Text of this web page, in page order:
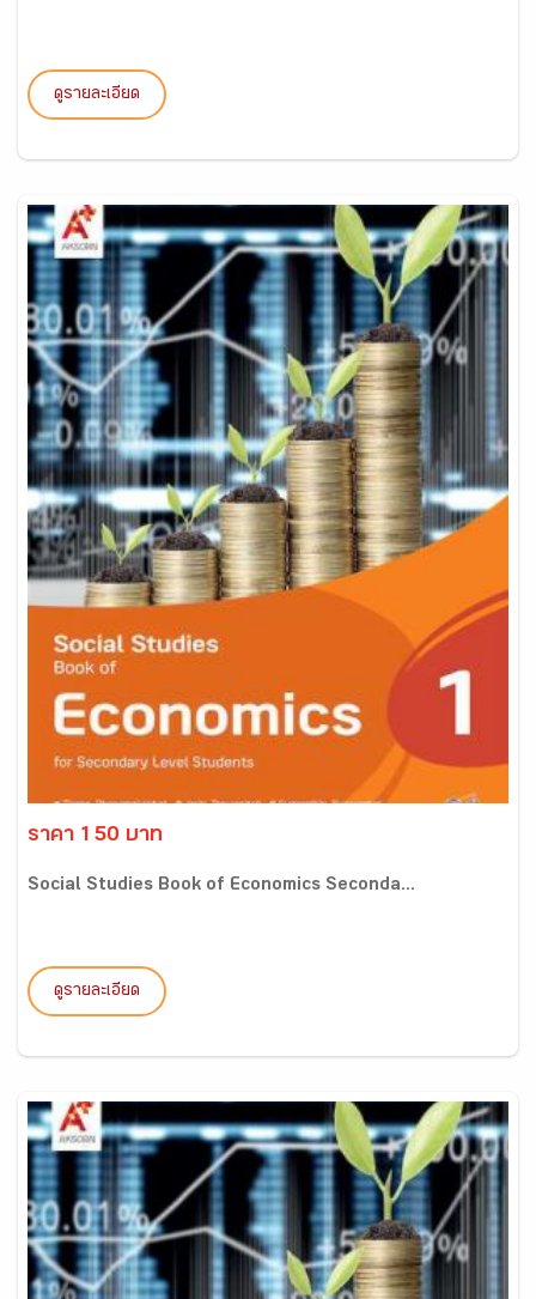
ดูรายละเอียด
ราคา 150 บาท
Social Studies Book of Economics Seconda...
ดูรายละเอียด